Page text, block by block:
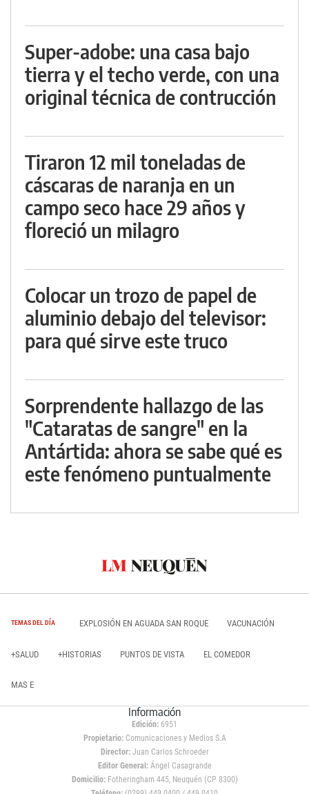
Super-adobe: una casa bajo
tierra y el techo verde, con una
original técnica de contrucción
Tiraron 12 mil toneladas de
cáscaras de naranja en un
campo seco hace 29 años y
floreció un milagro
Colocar un trozo de papel de
aluminio debajo del televisor:
para qué sirve este truco
Sorprendente hallazgo de las
"Cataratas de sangre" en la
Antártida: ahora se sabe qué es
este fenómeno puntualmente
TEMAS DEL DÍA EXPLOSIÓN EN AGUADA SAN ROQUE VACUNACIÓN
+SALUD +HISTORIAS PUNTOS DE VISTA EL COMEDOR
MAS E
Información
Edición: 6951
Propietario:Comunicaciones y Medios S.A
Director: Juan Carlos Schroeder
Editor General:Ángel Casagrande
Domicilio:Fotheringham 445, Neuquén (CP 8300)